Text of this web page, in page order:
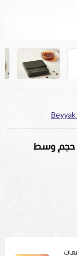
| حجم وسط